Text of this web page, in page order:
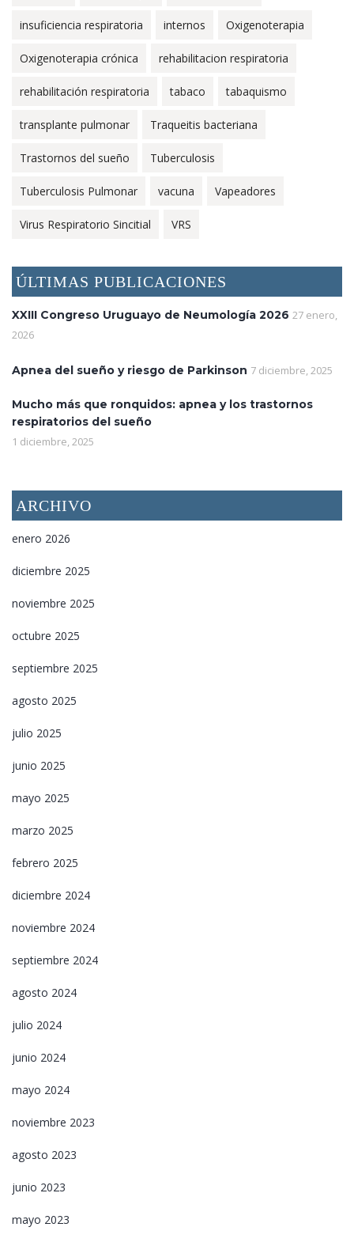
insuficiencia respiratoria internos Oxigenoterapia
Oxigenoterapia crónica rehabilitacion respiratoria
rehabilitación respiratoria tabaco tabaquismo
transplante pulmonar Traqueitis bacteriana
Trastornos del sueño Tuberculosis
Tuberculosis Pulmonar vacuna Vapeadores
Virus Respiratorio Sincitial VRS
ÚLTIMAS PUBLICACIONES
XXIII Congreso Uruguayo de Neumología 2026 27 enero,
2026
Apnea del sueño y riesgo de Parkinson 7 diciembre, 2025
Mucho más que ronquidos: apnea y los trastornos
respiratorios del sueño
1 diciembre, 2025
ARCHIVO
enero 2026
diciembre 2025
noviembre 2025
octubre 2025
septiembre 2025
agosto 2025
julio 2025
junio 2025
mayo 2025
marzo 2025
febrero 2025
diciembre 2024
noviembre 2024
septiembre 2024
agosto 2024
julio 2024
junio 2024
mayo 2024
noviembre 2023
agosto 2023
junio 2023
mayo 2023